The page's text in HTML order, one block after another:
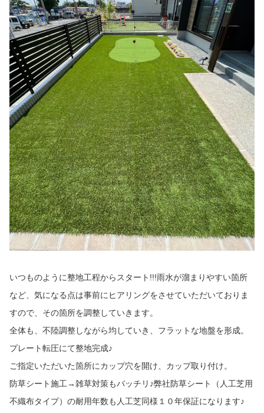
いつものように整地工程からスタート!!!雨水が溜まりやすい箇所
など、気になる点は事前にヒアリングをさせていただいておりま
すので、その箇所を調整していきます。
全体も、不陸調整しながら均していき、フラットな地盤を形成。
プレート転圧にて整地完成♪
ご指定いただいた箇所にカップ穴を開け、カップ取り付け。
防草シート施工→雑草対策もバッチリ♪弊社防草シート（人工芝用
不織布タイプ）の耐用年数も人工芝同様１０年保証になります♪